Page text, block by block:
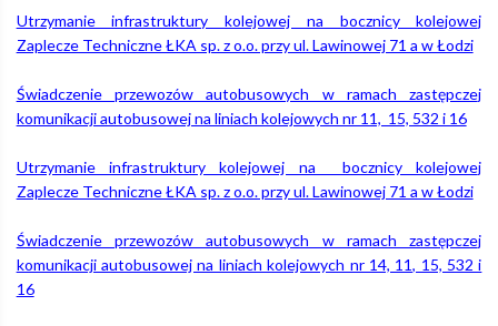
Utrzymanie infrastruktury kolejowej na bocznicy kolejowej
Zaplecze Techniczne ŁKA sp. z o.o. przy ul. Lawinowej 71 a w Łodzi
Świadczenie przewozów autobusowych w ramach zastępczej
komunikacji autobusowej na liniach kolejowych nr 11, 15, 532 i 16
Utrzymanie infrastruktury kolejowej na bocznicy kolejowej
Zaplecze Techniczne ŁKA sp. z o.o. przy ul. Lawinowej 71 a w Łodzi
Świadczenie przewozów autobusowych w ramach zastępczej
komunikacji autobusowej na liniach kolejowych nr 14, 11, 15, 532 i
16